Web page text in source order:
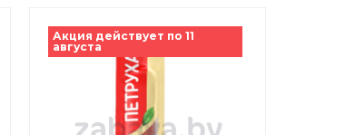
Акция действует по 11
августа